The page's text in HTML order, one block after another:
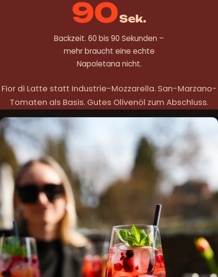
90Sek.
Backzeit. 60 bis 90 Sekunden –
mehr braucht eine echte
Napoletana nicht.
Fior di Latte statt Industrie-Mozzarella. San-Marzano-
Tomaten als Basis. Gutes Olivenöl zum Abschluss.